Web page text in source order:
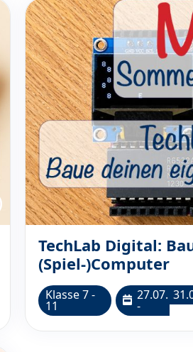
TechLab Digital:
(Spiel-)Computer
Klasse 7 -
11
27.07.
-